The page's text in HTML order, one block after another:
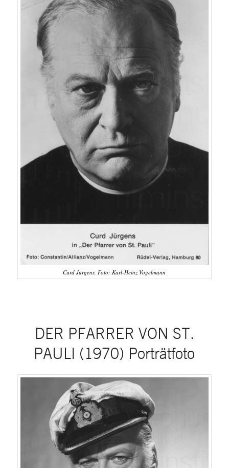
Curd Jürgens. Foto: Karl-Heinz Vogelmann
DER PFARRER VON ST.
PAULI (1970) Porträtfoto